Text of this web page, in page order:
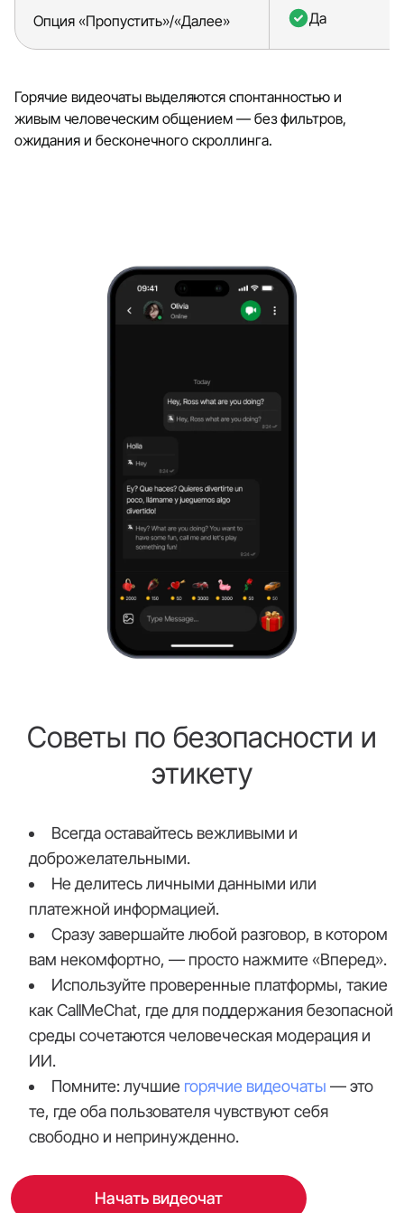
Опция «Пропустить»/«Далее» Да
Горячие видеочаты выделяются спонтанностью и
живым человеческим общением — без фильтров,
ожидания и бесконечного скроллинга.
Советы по безопасности и
этикету
Всегда оставайтесь вежливыми и
доброжелательными.
Не делитесь личными данными или
платежной информацией.
Сразу завершайте любой разговор, в котором
вам некомфортно, — просто нажмите «Вперед».
Используйте проверенные платформы, такие
как CallMeChat, где для поддержания безопасной
среды сочетаются человеческая модерация и
ИИ.
Помните: лучшие горячие видеочаты — это
те, где оба пользователя чувствуют себя
свободно и непринужденно.
Начать видеочат